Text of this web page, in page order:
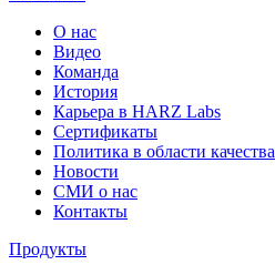
О нас
Видео
Команда
История
Карьера в HARZ Labs
Сертификаты
Политика в области качества
Новости
СМИ о нас
Контакты
Продукты